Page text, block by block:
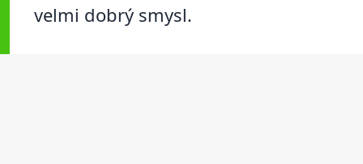
velmi dobrý smysl.